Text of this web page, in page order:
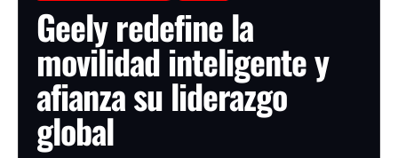
Geely redefine la
movilidad inteligente y
afianza su liderazgo
global